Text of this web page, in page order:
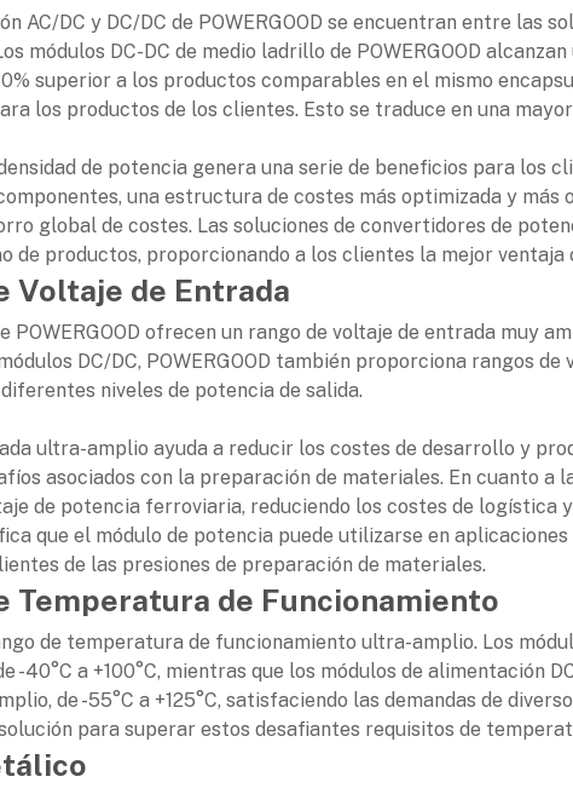
AC/DC y DC/DC de POWERGOOD se encuentran entre las
módulos DC-DC de medio ladrillo de POWERGOOD
superior a los productos comparables en el mismo
los productos de los clientes. Esto se traduce en una
de potencia genera una serie de beneficios para los
una estructura de costes más optimizada y más
global de costes. Las soluciones de convertidores de
de productos, proporcionando a los clientes la mejor
Voltaje de Entrada
POWERGOOD ofrecen un rango de voltaje de entrada muy
DC/DC, POWERGOOD también proporciona rangos
niveles de potencia de salida.
ultra-amplio ayuda a reducir los costes de desarrollo y
asociados con la preparación de materiales. En cuanto a
de potencia ferroviaria, reduciendo los costes de logística
que el módulo de potencia puede utilizarse en
de las presiones de preparación de materiales.
Temperatura de Funcionamiento
de temperatura de funcionamiento ultra-amplio. Los
-40°C a +100°C, mientras que los módulos de alimentación
de -55°C a +125°C, satisfaciendo las demandas de
solución para superar estos desafiantes requisitos de